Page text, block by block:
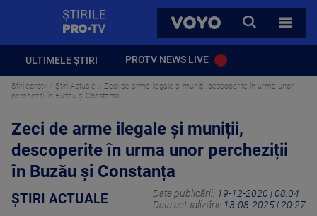
VOYO
CAUTA
TOATE
ULTIMELE ȘTIRI PROTV NEWS LIVE
Stirileprotv Știri Actuale
Zeci de arme ilegale și muniții, descoperite în urma unor
percheziții în Buzău și Constanța
Zeci de arme ilegale și muniții,
descoperite în urma unor percheziții
în Buzău și Constanța
ȘTIRI ACTUALE Data publicării: 19-12-2020 | 08:04
Data actualizării: 13-08-2025 | 20:27